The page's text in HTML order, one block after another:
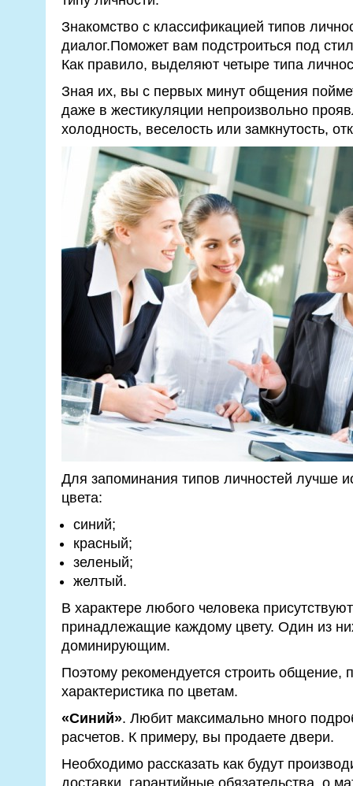
Знакомство с классификацией типов
диалог.Поможет вам подстроиться под
Как правило, выделяют четыре типа
Зная их, вы с первых минут общения
даже в жестикуляции непроизвольно
холодность, веселость или замкнутость,
Для запоминания типов личностей лучше
цвета:
синий;
красный;
зеленый;
желтый.
В характере любого человека
принадлежащие каждому цвету. Один из
доминирующим.
Поэтому рекомендуется строить общение,
характеристика по цветам.
«Синий». Любит максимально много
расчетов. К примеру, вы продаете двери.
Необходимо рассказать как будут
доставки, гарантийные обязательства, о